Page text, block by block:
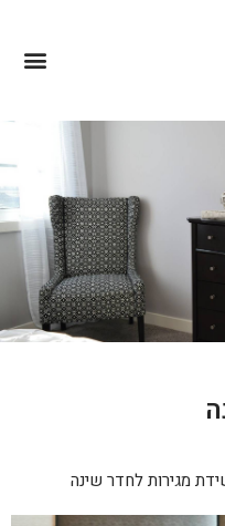
מגירות לחדר שינה